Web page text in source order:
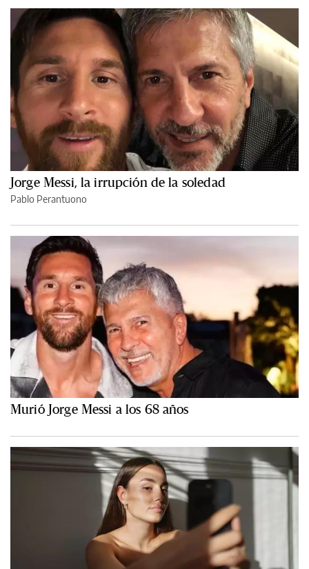
Jorge Messi, la irrupción de la soledad
Pablo Perantuono
Murió Jorge Messi a los 68 años